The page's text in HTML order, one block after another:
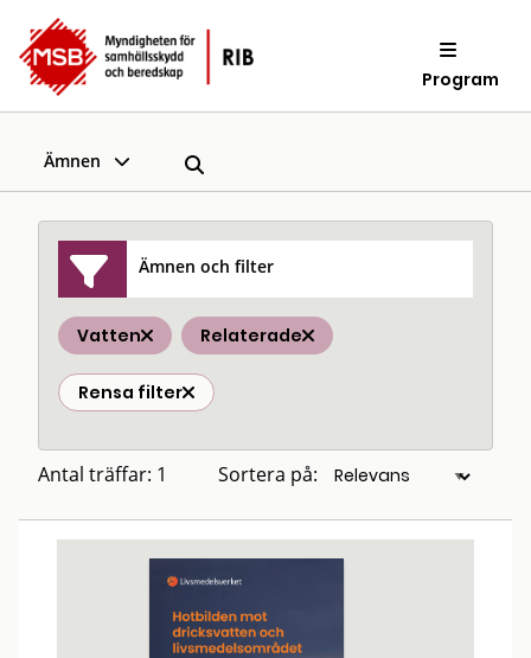
Program
Ämnen
Ämnen och filter
Vatten Relaterade
Rensa filter
Antal träffar: 1 Sortera på: